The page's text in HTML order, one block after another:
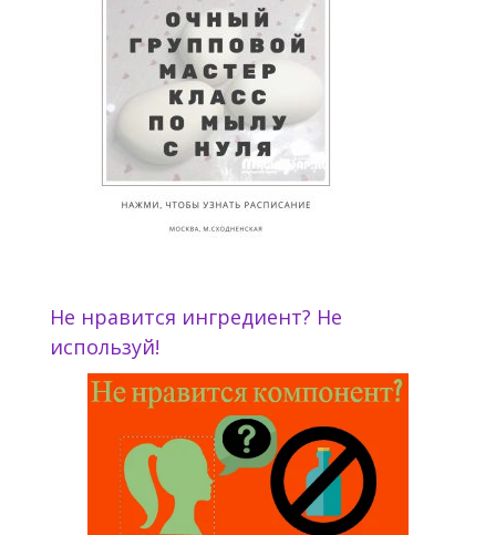
Не нравится ингредиент? Не
используй!